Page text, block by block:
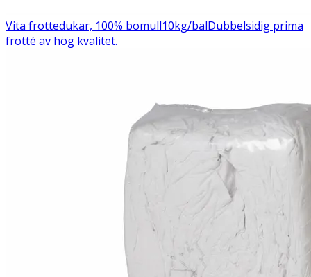
Vita frottedukar, 100% bomull10kg/balDubbelsidig prima
frotté av hög kvalitet.